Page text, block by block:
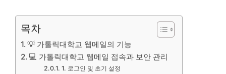
목차
💡 가톨릭대학교 웹메일의 기능
💻 가톨릭대학교 웹메일 접속과 보안 관리
1. 로그인 및 초기 설정